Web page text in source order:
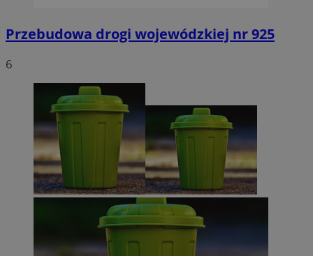
Przebudowa drogi wojewódzkiej nr 925
6